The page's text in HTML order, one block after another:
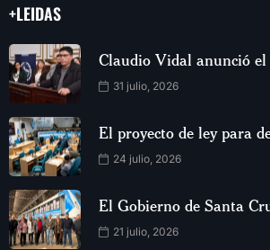
+LEIDAS
Claudio Vidal anunció el
31 julio, 2026
El proyecto de ley para
24 julio, 2026
El Gobierno de Santa
21 julio, 2026